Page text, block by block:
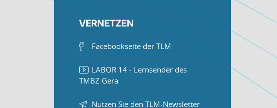
VERNETZEN
Facebookseite der TLM
LABOR 14 - Lernsender des
TMBZ Gera
Nutzen Sie den TLM-Newsletter